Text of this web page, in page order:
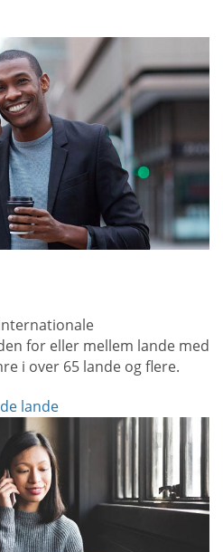
for eller mellem lande med
i over 65 lande og flere.
lande